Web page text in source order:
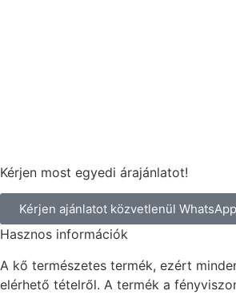
Kérjen most egyedi árajánlatot!
Kérjen ajánlatot közvetlenül
Hasznos információk
A kő természetes termék, ezért
elérhető tételről. A termék a